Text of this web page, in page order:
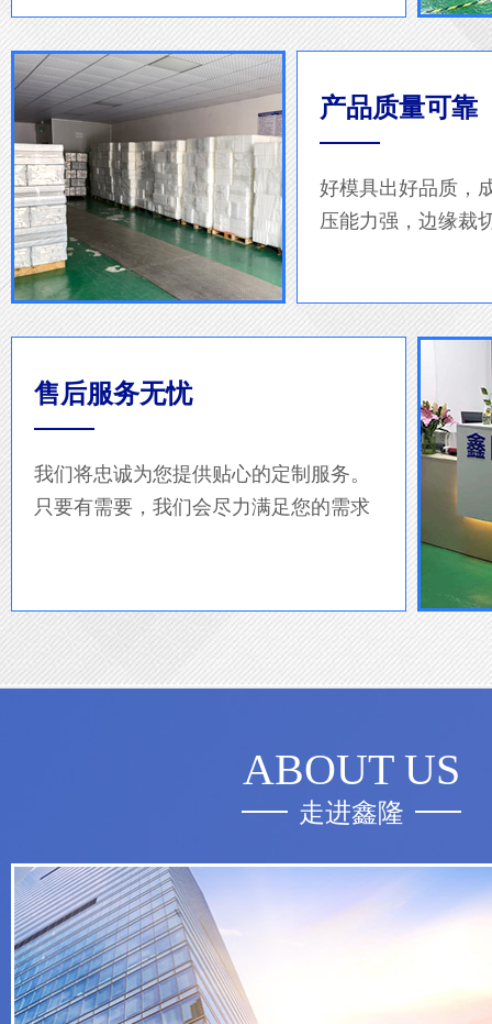
产品质量可靠
好模具出好品质，
压能力强，边缘裁
售后服务无忧
我们将忠诚为您提供贴心的定制服务。
只要有需要，我们会尽力满足您的需求
ABOUT US
走进鑫隆